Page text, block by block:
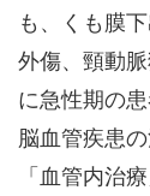
も、くも膜
外傷、頸動
に急性期の
脳血管疾患
「血管内治